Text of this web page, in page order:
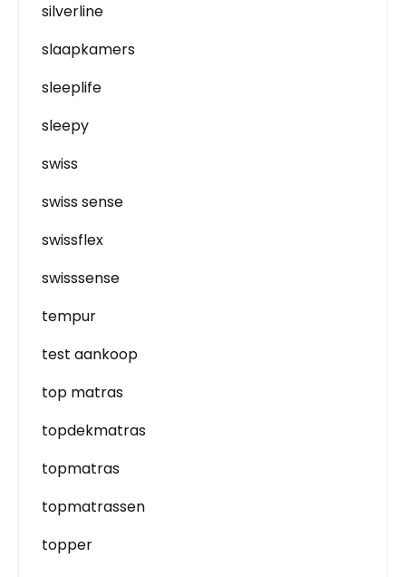
silverline
slaapkamers
sleeplife
sleepy
swiss
swiss sense
swissflex
swisssense
tempur
test aankoop
top matras
topdekmatras
topmatras
topmatrassen
topper